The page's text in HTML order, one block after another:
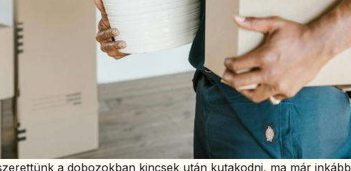
a dobozokban kincsek után kutakodni, ma már inkább